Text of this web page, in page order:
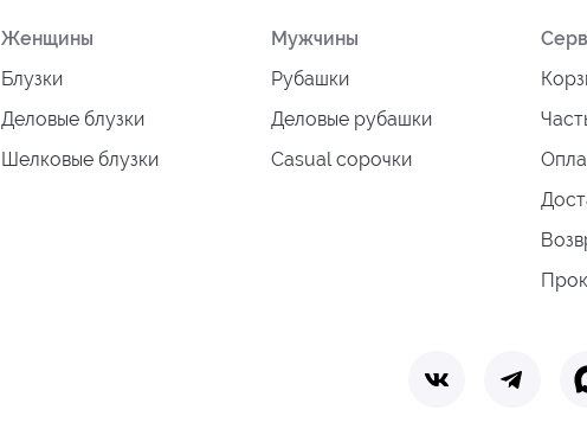
Женщины
Блузки
Деловые блузки
Шелковые блузки
Мужчины
Рубашки
Деловые рубашки
Casual сорочки